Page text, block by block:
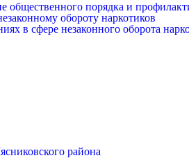
порядка и
обороту наркотиков
в сфере незаконного оборота
района